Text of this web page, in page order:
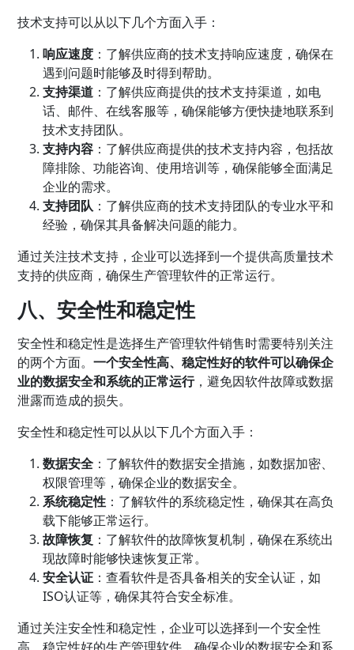
技术支持可以从以下几个方面入手：
响应速度 ：了解供应商的技术支持响应速度，确保在
遇到问题时能够及时得到帮助。
支持渠道 ：了解供应商提供的技术支持渠道，如电
话、邮件、在线客服等，确保能够方便快捷地联系到
技术支持团队。
支持内容 ：了解供应商提供的技术支持内容，包括故
障排除、功能咨询、使用培训等，确保能够全面满足
企业的需求。
支持团队 ：了解供应商的技术支持团队的专业水平和
经验，确保其具备解决问题的能力。
通过关注技术支持，企业可以选择到一个提供高质量技术
支持的供应商，确保生产管理软件的正常运行。
八、安全性和稳定性
安全性和稳定性是选择生产管理软件销售时需要特别关注
的两个方面。一个安全性高、稳定性好的软件可以确保企
业的数据安全和系统的正常运行，避免因软件故障或数据
泄露而造成的损失。
安全性和稳定性可以从以下几个方面入手：
数据安全 ：了解软件的数据安全措施，如数据加密、
权限管理等，确保企业的数据安全。
系统稳定性 ：了解软件的系统稳定性，确保其在高负
载下能够正常运行。
故障恢复 ：了解软件的故障恢复机制，确保在系统出
现故障时能够快速恢复正常。
安全认证 ：查看软件是否具备相关的安全认证，如
ISO认证等，确保其符合安全标准。
通过关注安全性和稳定性，企业可以选择到一个安全性